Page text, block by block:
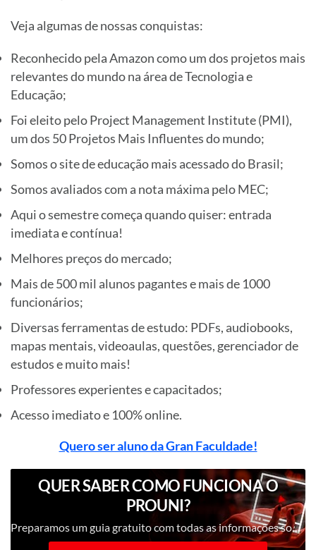
Veja algumas de nossas conquistas:
Reconhecido pela Amazon como um dos projetos mais
relevantes do mundo na área de Tecnologia e
Educação;
Foi eleito pelo Project Management Institute (PMI),
um dos 50 Projetos Mais Influentes do mundo;
Somos o site de educação mais acessado do Brasil;
Somos avaliados com a nota máxima pelo MEC;
Aqui o semestre começa quando quiser: entrada
imediata e contínua!
Melhores preços do mercado;
Mais de 500 mil alunos pagantes e mais de 1000
funcionários;
Diversas ferramentas de estudo: PDFs, audiobooks,
mapas mentais, videoaulas, questões, gerenciador de
estudos e muito mais!
Professores experientes e capacitados;
Acesso imediato e 100% online.
Quero ser aluno da Gran Faculdade!
QUER SABER COMO FUNCIONA O
PROUNI?
Preparamos um guia gratuito com todas as informações sobre como estudar com uma bolsa integral pelo Prouni e muito mais!